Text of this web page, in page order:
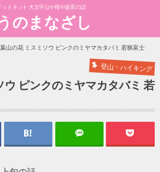
ットネット 大文字山や桜や遠景の話
のまなざし
山の花 ミスミソウ ピンクのミヤマカタバミ 若狭富士
登山・ハイキング
ピンクのミヤマカタバミ 若